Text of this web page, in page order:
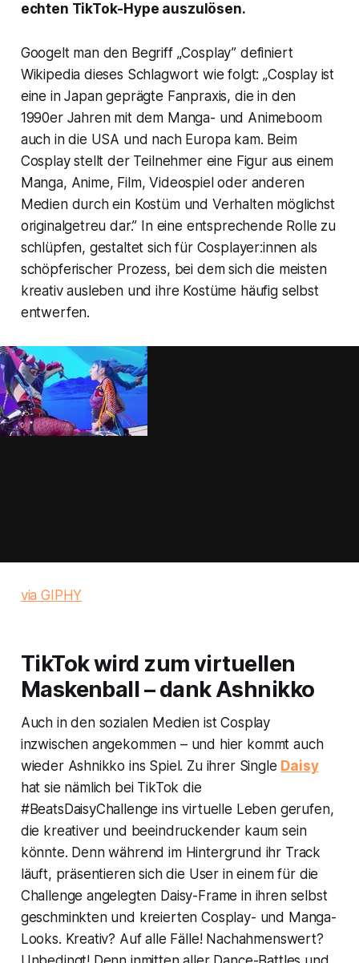
echten TikTok-Hype auszulösen.
Googelt man den Begriff „Cosplay” definiert
Wikipedia dieses Schlagwort wie folgt: „Cosplay ist
eine in Japan geprägte Fanpraxis, die in den
1990er Jahren mit dem Manga- und Animeboom
auch in die USA und nach Europa kam. Beim
Cosplay stellt der Teilnehmer eine Figur aus einem
Manga, Anime, Film, Videospiel oder anderen
Medien durch ein Kostüm und Verhalten möglichst
originalgetreu dar.” In eine entsprechende Rolle zu
schlüpfen, gestaltet sich für Cosplayer:innen als
schöpferischer Prozess, bei dem sich die meisten
kreativ ausleben und ihre Kostüme häufig selbst
entwerfen.
via GIPHY
TikTok wird zum virtuellen
Maskenball – dank Ashnikko
Auch in den sozialen Medien ist Cosplay
inzwischen angekommen – und hier kommt auch
wieder Ashnikko ins Spiel. Zu ihrer Single Daisy
hat sie nämlich bei TikTok die
#BeatsDaisyChallenge ins virtuelle Leben gerufen,
die kreativer und beeindruckender kaum sein
könnte. Denn während im Hintergrund ihr Track
läuft, präsentieren sich die User in einem für die
Challenge angelegten Daisy-Frame in ihren selbst
geschminkten und kreierten Cosplay- und Manga-
Looks. Kreativ? Auf alle Fälle! Nachahmenswert?